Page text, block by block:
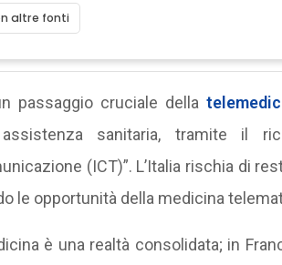
altre fonti
passaggio cruciale della
sanitaria, tramite il
(ICT)”. L’Italia rischia di
le opportunità della medicina
è una realtà consolidata; in